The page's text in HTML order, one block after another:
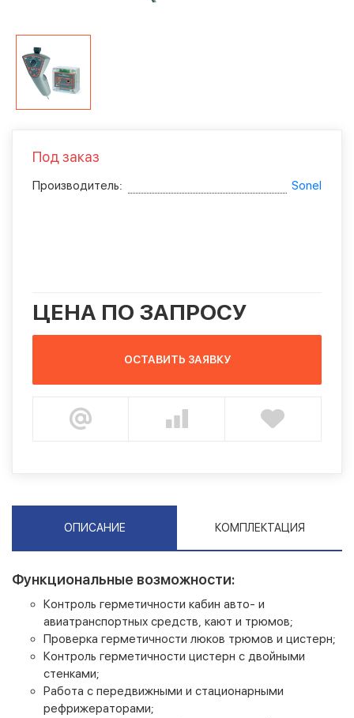
Под заказ
Производитель: Sonel
ЦЕНА ПО ЗАПРОСУ
ОСТАВИТЬ ЗАЯВКУ
ОПИСАНИЕ КОМПЛЕКТАЦИЯ
Функциональные возможности:
Контроль герметичности кабин авто- и
авиатранспортных средств, кают и трюмов;
Проверка герметичности люков трюмов и цистерн;
Контроль герметичности цистерн с двойными
стенками;
Работа с передвижными и стационарными
рефрижераторами;